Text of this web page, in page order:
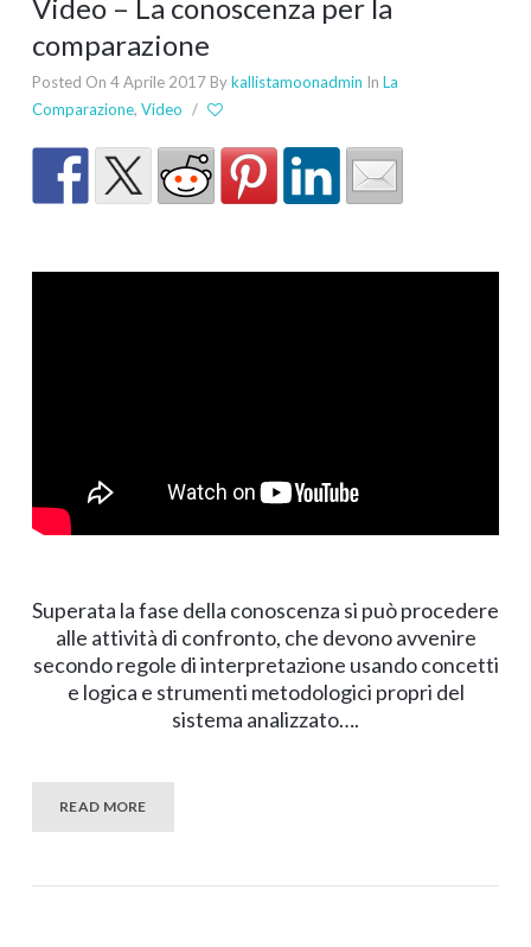
Video – La conoscenza per la
comparazione
Posted On 4 Aprile 2017 Bykallistamoonadmin In La
Comparazione, Video /
Superata la fase della conoscenza si può procedere
alle attività di confronto, che devono avvenire
secondo regole di interpretazione usando concetti
e logica e strumenti metodologici propri del
sistema analizzato….
READ MORE